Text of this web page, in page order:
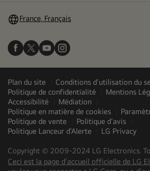
France, Français
Plan du site
Conditions d’utilisation du
Politique de confidentialité
Mentions
Accessibilité
Médiation
Politique en matière de cookies
Politique de vente
Politique d'avis
Politique Lanceur d'Alerte
LG Privacy
Copyright © 2009-2024 LG Electronics.
Ceci est la page d'accueil officielle de LG